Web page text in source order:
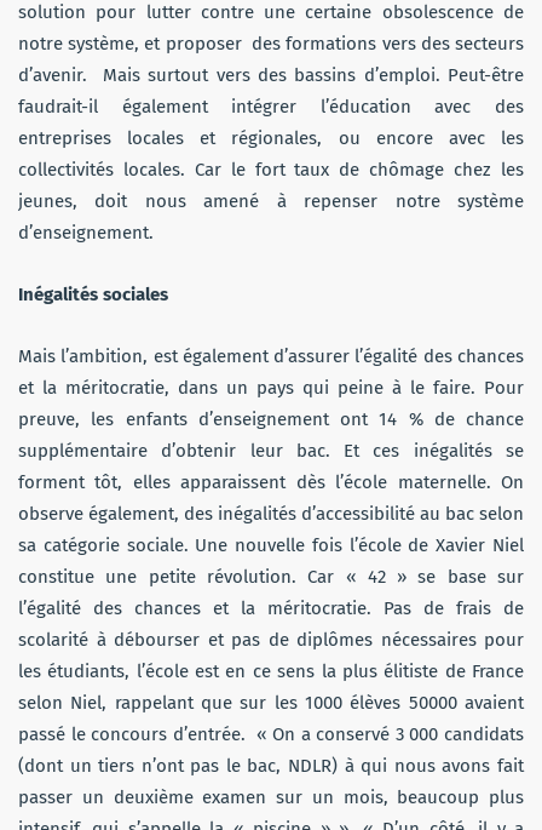
solution pour lutter contre une certaine obsolescence de
notre système, et proposer des formations vers des secteurs
d’avenir. Mais surtout vers des bassins d’emploi. Peut-être
faudrait-il également intégrer l’éducation avec des
entreprises locales et régionales, ou encore avec les
collectivités locales. Car le fort taux de chômage chez les
jeunes, doit nous amené à repenser notre système
d’enseignement.
Inégalités sociales
Mais l’ambition, est également d’assurer l’égalité des chances
et la méritocratie, dans un pays qui peine à le faire. Pour
preuve, les enfants d’enseignement ont 14 % de chance
supplémentaire d’obtenir leur bac. Et ces inégalités se
forment tôt, elles apparaissent dès l’école maternelle. On
observe également, des inégalités d’accessibilité au bac selon
sa catégorie sociale. Une nouvelle fois l’école de Xavier Niel
constitue une petite révolution. Car « 42 » se base sur
l’égalité des chances et la méritocratie. Pas de frais de
scolarité à débourser et pas de diplômes nécessaires pour
les étudiants, l’école est en ce sens la plus élitiste de France
selon Niel, rappelant que sur les 1000 élèves 50000 avaient
passé le concours d’entrée. « On a conservé 3 000 candidats
(dont un tiers n’ont pas le bac, NDLR) à qui nous avons fait
passer un deuxième examen sur un mois, beaucoup plus